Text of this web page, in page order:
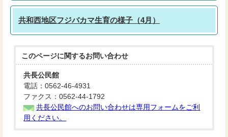
共和西地区フジバカマ生育の様子（4月）
このページに関するお問い合わせ
共長公民館
電話：0562-46-4931
ファクス：0562-44-1792
共長公民館へのお問い合わせは専用フォームをご利
用ください。